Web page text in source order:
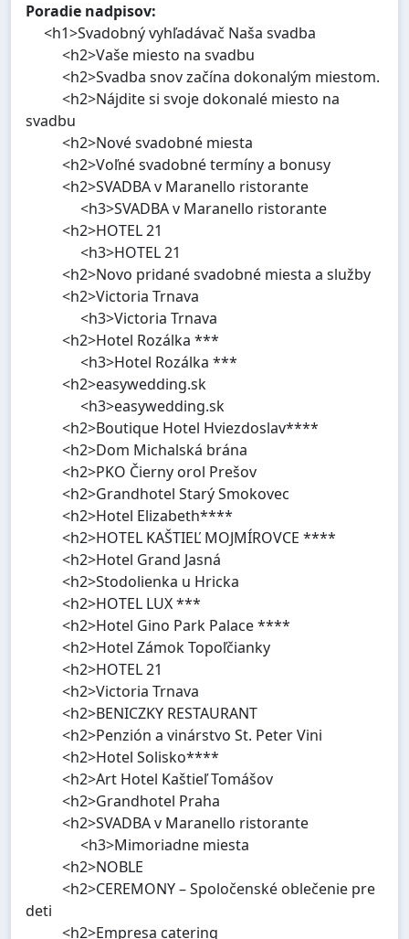
Poradie nadpisov:
<h1>Svadobný vyhľadávač Naša svadba
<h2>Vaše miesto na svadbu
<h2>Svadba snov začína dokonalým miestom.
<h2>Nájdite si svoje dokonalé miesto na
svadbu
<h2>Nové svadobné miesta
<h2>Voľné svadobné termíny a bonusy
<h2>SVADBA v Maranello ristorante
<h3>SVADBA v Maranello ristorante
<h2>HOTEL 21
<h3>HOTEL 21
<h2>Novo pridané svadobné miesta a služby
<h2>Victoria Trnava
<h3>Victoria Trnava
<h2>Hotel Rozálka ***
<h3>Hotel Rozálka ***
<h2>easywedding.sk
<h3>easywedding.sk
<h2>Boutique Hotel Hviezdoslav****
<h2>Dom Michalská brána
<h2>PKO Čierny orol Prešov
<h2>Grandhotel Starý Smokovec
<h2>Hotel Elizabeth****
<h2>HOTEL KAŠTIEĽ MOJMÍROVCE ****
<h2>Hotel Grand Jasná
<h2>Stodolienka u Hricka
<h2>HOTEL LUX ***
<h2>Hotel Gino Park Palace ****
<h2>Hotel Zámok Topoľčianky
<h2>HOTEL 21
<h2>Victoria Trnava
<h2>BENICZKY RESTAURANT
<h2>Penzión a vinárstvo St. Peter Vini
<h2>Hotel Solisko****
<h2>Art Hotel Kaštieľ Tomášov
<h2>Grandhotel Praha
<h2>SVADBA v Maranello ristorante
<h3>Mimoriadne miesta
<h2>NOBLE
<h2>CEREMONY – Spoločenské oblečenie pre
deti
<h2>Empresa catering